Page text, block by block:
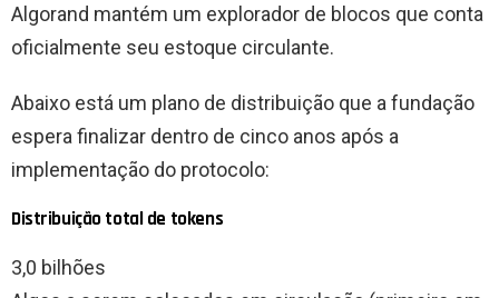
Algorand mantém um explorador de blocos que conta
oficialmente seu estoque circulante.
Abaixo está um plano de distribuição que a fundação
espera finalizar dentro de cinco anos após a
implementação do protocolo:
Distribuição total de tokens
3,0 bilhões